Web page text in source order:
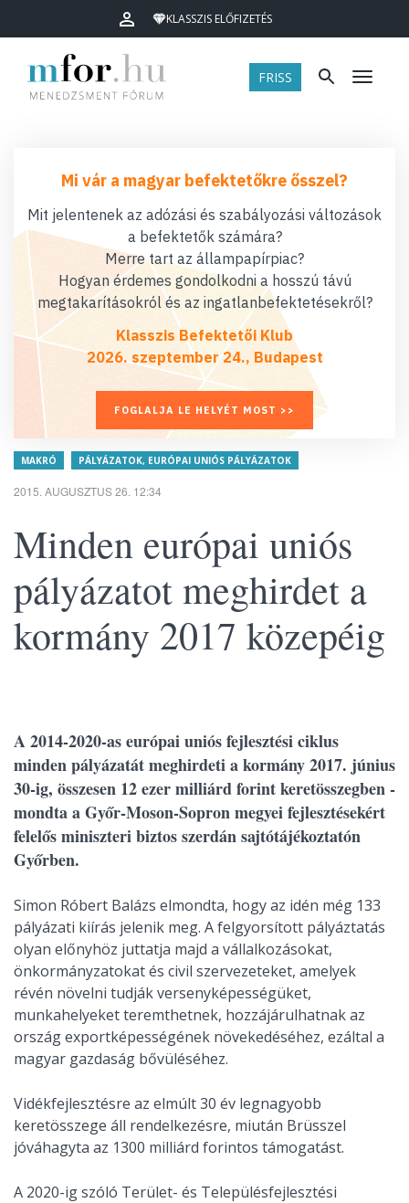
KLASSZIS ELŐFIZETÉS
FRISS Menü
Mi vár a magyar befektetőkre ősszel?
Mit jelentenek az adózási és szabályozási változások
a befektetők számára?
Merre tart az állampapírpiac?
Hogyan érdemes gondolkodni a hosszú távú
megtakarításokról és az ingatlanbefektetésekről?
Klasszis Befektetői Klub
2026. szeptember 24., Budapest
FOGLALJA LE HELYÉT MOST >>
MAKRÓ PÁLYÁZATOK, EURÓPAI UNIÓS PÁLYÁZATOK
2015. AUGUSZTUS 26. 12:34
Minden európai uniós
pályázatot meghirdet a
kormány 2017 közepéig
A 2014-2020-as európai uniós fejlesztési ciklus
minden pályázatát meghirdeti a kormány 2017. június
30-ig, összesen 12 ezer milliárd forint keretösszegben -
mondta a Győr-Moson-Sopron megyei fejlesztésekért
felelős miniszteri biztos szerdán sajtótájékoztatón
Győrben.
Simon Róbert Balázs elmondta, hogy az idén még 133
pályázati kiírás jelenik meg. A felgyorsított pályáztatás
olyan előnyhöz juttatja majd a vállalkozásokat,
önkormányzatokat és civil szervezeteket, amelyek
révén növelni tudják versenyképességüket,
munkahelyeket teremthetnek, hozzájárulhatnak az
ország exportképességének növekedéséhez, ezáltal a
magyar gazdaság bővüléséhez.
Vidékfejlesztésre az elmúlt 30 év legnagyobb
keretösszege áll rendelkezésre, miután Brüsszel
jóváhagyta az 1300 milliárd forintos támogatást.
A 2020-ig szóló Terület- és Településfejlesztési